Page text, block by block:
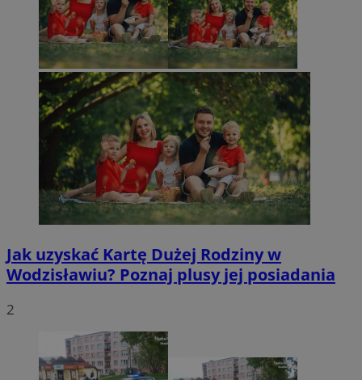
Jak uzyskać Kartę Dużej Rodziny w
Wodzisławiu? Poznaj plusy jej posiadania
2